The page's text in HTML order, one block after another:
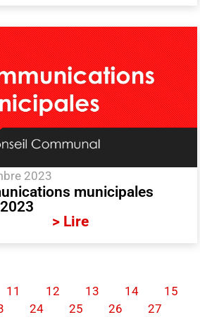
2023
municipales
> Lire
11 12 13 14 15
24 25 26 27